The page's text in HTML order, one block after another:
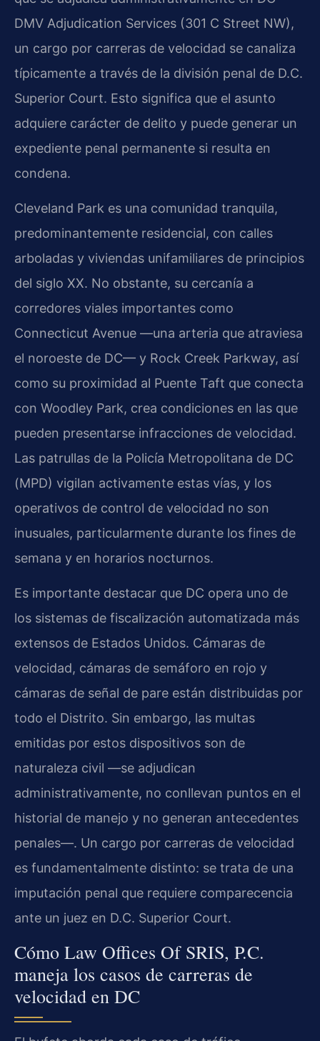
DMV Adjudication Services (301 C Street NW),
un cargo por carreras de velocidad se canaliza
típicamente a través de la división penal de D.C.
Superior Court. Esto significa que el asunto
adquiere carácter de delito y puede generar un
expediente penal permanente si resulta en
condena.
Cleveland Park es una comunidad tranquila,
predominantemente residencial, con calles
arboladas y viviendas unifamiliares de principios
del siglo XX. No obstante, su cercanía a
corredores viales importantes como
Connecticut Avenue —una arteria que atraviesa
el noroeste de DC— y Rock Creek Parkway, así
como su proximidad al Puente Taft que conecta
con Woodley Park, crea condiciones en las que
pueden presentarse infracciones de velocidad.
Las patrullas de la Policía Metropolitana de DC
(MPD) vigilan activamente estas vías, y los
operativos de control de velocidad no son
inusuales, particularmente durante los fines de
semana y en horarios nocturnos.
Es importante destacar que DC opera uno de
los sistemas de fiscalización automatizada más
extensos de Estados Unidos. Cámaras de
velocidad, cámaras de semáforo en rojo y
cámaras de señal de pare están distribuidas por
todo el Distrito. Sin embargo, las multas
emitidas por estos dispositivos son de
naturaleza civil —se adjudican
administrativamente, no conllevan puntos en el
historial de manejo y no generan antecedentes
penales—. Un cargo por carreras de velocidad
es fundamentalmente distinto: se trata de una
imputación penal que requiere comparecencia
ante un juez en D.C. Superior Court.
Cómo Law Offices Of SRIS, P.C.
maneja los casos de carreras de
velocidad en DC